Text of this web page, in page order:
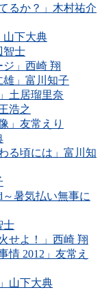
るか？」木村祐介
山下大典
智士
ジ」西崎 翔
雄」富川知子
土居瑠里奈
浩之
」友常えり
る頃には」富川知
～暑気払い無事に
士
せよ！」西崎 翔
情 2012」友常え
山下大典